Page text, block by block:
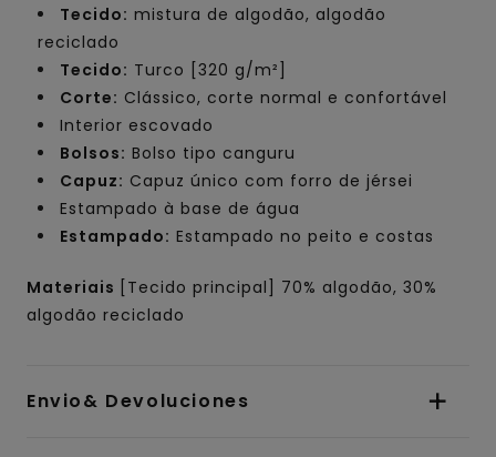
Tecido: mistura de algodão, algodão
reciclado
Tecido: Turco [320 g/m²]
Corte: Clássico, corte normal e confortável
Interior escovado
Bolsos: Bolso tipo canguru
Capuz: Capuz único com forro de jérsei
Estampado à base de água
Estampado: Estampado no peito e costas
Materiais
[Tecido principal] 70% algodão, 30%
algodão reciclado
Envio& Devoluciones